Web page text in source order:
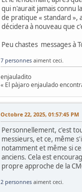
qui n'aurait jamais connu
de pratique « standard »,
décidera à nouveau que
Peu chastes messages à
7 personnes aiment ceci.
enjauladito
« El pàjaro enjaulado
Octobre 22, 2025, 01:57:45 PM
Personnellement, c'est
messieurs, et ce, même
notamment et même si
anciens. Cela est
propre approche de la
2 personnes aiment ceci.